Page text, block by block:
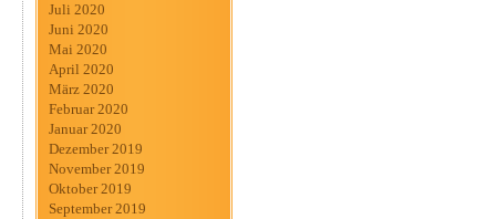
Juli 2020
Juni 2020
Mai 2020
April 2020
März 2020
Februar 2020
Januar 2020
Dezember 2019
November 2019
Oktober 2019
September 2019